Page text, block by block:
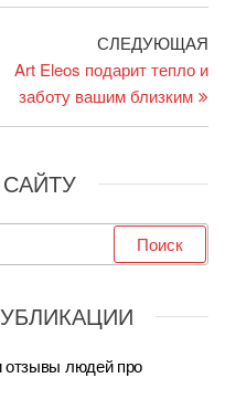
СЛЕДУЮЩАЯ
Art Eleos подарит тепло и
заботу вашим близким
отзывы людей про